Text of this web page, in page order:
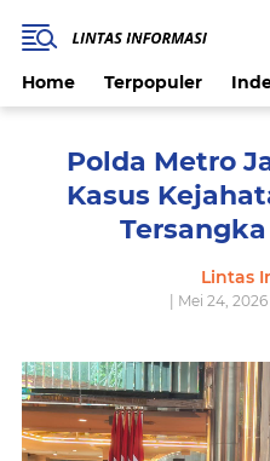
Home Terpopuler
Polda Metro
Kasus
Lintas
| Mei 24,